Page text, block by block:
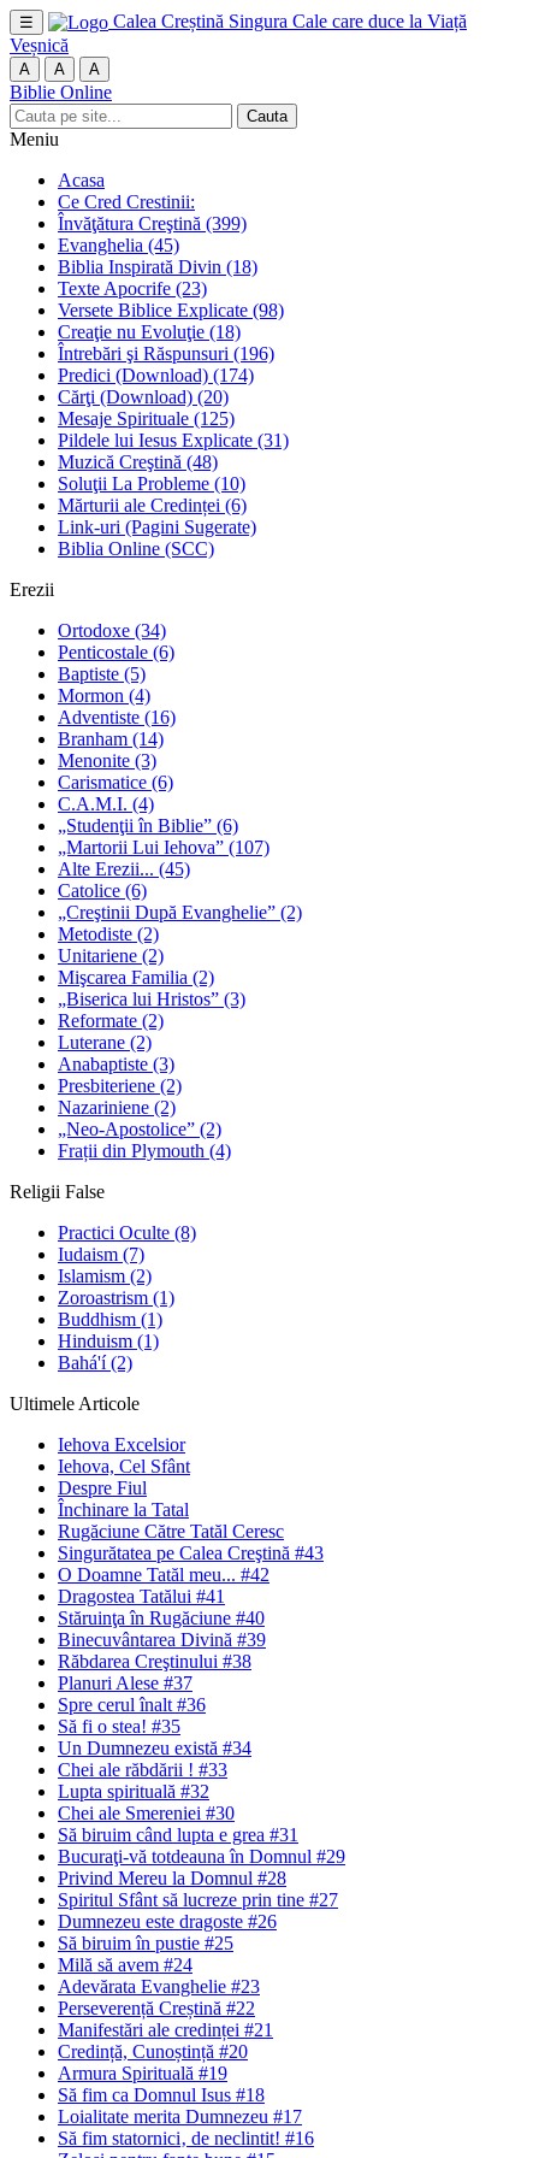
☰ Calea Creștină Singura Cale care duce la Viață
Veșnică
A A A
Biblie Online
Cauta
Meniu
Acasa
Ce Cred Crestinii:
Învăţătura Creştină (399)
Evanghelia (45)
Biblia Inspirată Divin (18)
Texte Apocrife (23)
Versete Biblice Explicate (98)
Creaţie nu Evoluţie (18)
Întrebări şi Răspunsuri (196)
Predici (Download) (174)
Cărţi (Download) (20)
Mesaje Spirituale (125)
Pildele lui Iesus Explicate (31)
Muzică Creştină (48)
Soluţii La Probleme (10)
Mărturii ale Credinței (6)
Link-uri (Pagini Sugerate)
Biblia Online (SCC)
Erezii
Ortodoxe (34)
Penticostale (6)
Baptiste (5)
Mormon (4)
Adventiste (16)
Branham (14)
Menonite (3)
Carismatice (6)
C.A.M.I. (4)
„Studenţii în Biblie” (6)
„Martorii Lui Iehova” (107)
Alte Erezii... (45)
Catolice (6)
„Creştinii După Evanghelie” (2)
Metodiste (2)
Unitariene (2)
Mişcarea Familia (2)
„Biserica lui Hristos” (3)
Reformate (2)
Luterane (2)
Anabaptiste (3)
Presbiteriene (2)
Nazariniene (2)
„Neo-Apostolice” (2)
Frații din Plymouth (4)
Religii False
Practici Oculte (8)
Iudaism (7)
Islamism (2)
Zoroastrism (1)
Buddhism (1)
Hinduism (1)
Bahá'í(2)
Ultimele Articole
Iehova Excelsior
Iehova, Cel Sfânt
Despre Fiul
Închinare la Tatal
Rugăciune Către Tatăl Ceresc
Singurătatea pe Calea Creştină #43
O Doamne Tatăl meu... #42
Dragostea Tatălui #41
Stăruinţa în Rugăciune #40
Binecuvântarea Divină #39
Răbdarea Creştinului #38
Planuri Alese #37
Spre cerul înalt #36
Să fi o stea! #35
Un Dumnezeu există #34
Chei ale răbdării ! #33
Lupta spirituală #32
Chei ale Smereniei #30
Să biruim când lupta e grea #31
Bucuraţi-vă totdeauna în Domnul #29
Privind Mereu la Domnul #28
Spiritul Sfânt să lucreze prin tine #27
Dumnezeu este dragoste #26
Să biruim în pustie #25
Milă să avem #24
Adevărata Evanghelie #23
Perseverență Creștină #22
Manifestări ale credinței #21
Credință, Cunoștință #20
Armura Spirituală #19
Să fim ca Domnul Isus #18
Loialitate merita Dumnezeu #17
Să fim statornici‚ de neclintit! #16